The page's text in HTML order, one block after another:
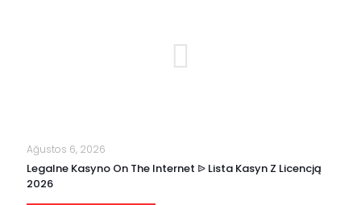
Ağustos 6, 2026
Legalne Kasyno On The Internet ᐉ Lista Kasyn Z Licencją
2026